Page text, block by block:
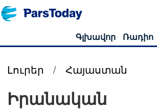
Գլխավոր Ռադիո
Լուրեր / Հայաստան
Իրանական